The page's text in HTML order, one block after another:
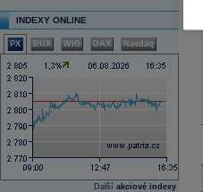
INDEXY ONLINE
PX BUX WIG DAX Nasdaq
Další akciové indexy